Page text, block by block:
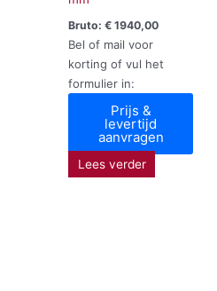
Bruto:€ 1940,00
Bel of mail voor
korting of vul het
formulier in:
Prijs &
levertijd
aanvragen
Lees verder